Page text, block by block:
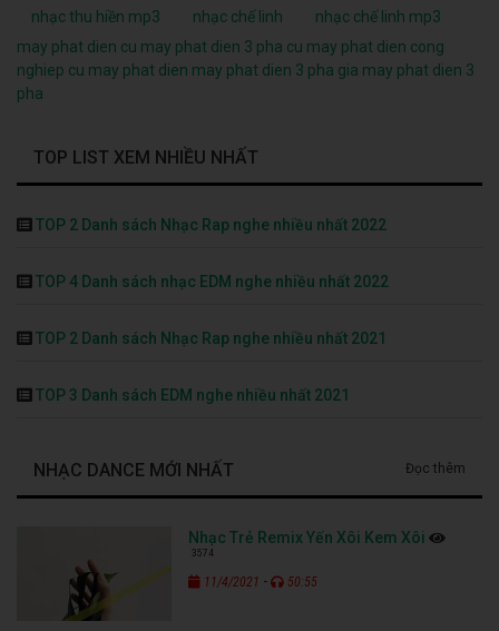
nhạc thu hiền mp3 nhạc chế linh
nhạc chế linh mp3
may phat dien cu may phat dien 3 pha cu may phat dien cong
nghiep cu may phat dien may phat dien 3 pha gia may phat dien 3
pha
TOP LIST XEM NHIỀU NHẤT
TOP 2 Danh sách Nhạc Rap nghe nhiều nhất 2022
TOP 4 Danh sách nhạc EDM nghe nhiều nhất 2022
TOP 2 Danh sách Nhạc Rap nghe nhiều nhất 2021
TOP 3 Danh sách EDM nghe nhiều nhất 2021
NHẠC DANCE MỚI NHẤT Đọc thêm
Nhạc Trẻ Remix Yến Xôi Kem Xôi
3574
11/4/2021 - 50:55